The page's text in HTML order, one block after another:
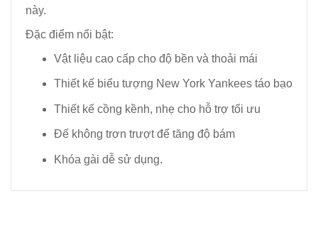
này.
Đặc điểm nổi bật:
Vật liệu cao cấp cho độ bền và thoải mái
Thiết kế biểu tượng New York Yankees táo bạo
Thiết kế cồng kềnh, nhẹ cho hỗ trợ tối ưu
Đế không trơn trượt để tăng độ bám
Khóa gài dễ sử dụng.